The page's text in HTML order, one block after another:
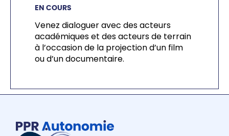
EN COURS
Venez dialoguer avec des acteurs
académiques et des acteurs de terrain
à l’occasion de la projection d’un film
ou d’un documentaire.